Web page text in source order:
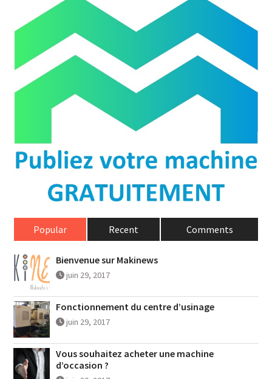
Popular Recent Comments
Bienvenue sur Makinews
juin 29, 2017
Fonctionnement du centre d’usinage
juin 29, 2017
Vous souhaitez acheter une machine
d’occasion ?